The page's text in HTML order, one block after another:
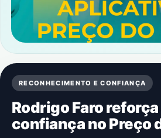
RECONHECIMENTO E CONFIANÇA
Rodrigo Faro reforça
confiança no Preço